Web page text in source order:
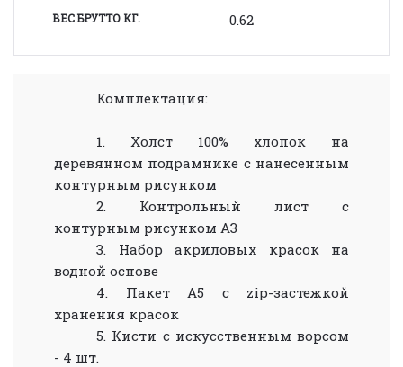
ВЕС БРУТТО КГ. 0.62
Комплектация:
1. Холст 100% хлопок на
деревянном подрамнике с нанесенным
контурным рисунком
2. Контрольный лист с
контурным рисунком А3
3. Набор акриловых красок на
водной основе
4. Пакет А5 с zip-застежкой
хранения красок
5. Кисти с искусственным ворсом
- 4 шт.